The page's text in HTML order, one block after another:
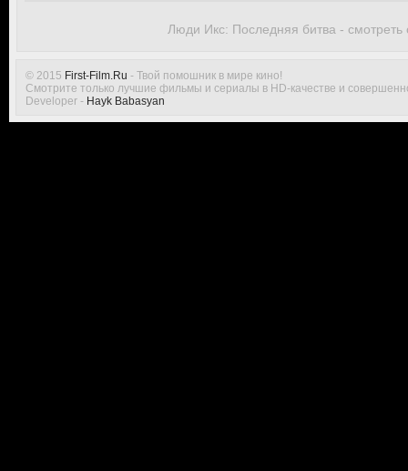
Люди Икс: Последняя битва - смотреть
© 2015 First-Film.Ru - Твой помошник в мире кино!
Смотрите только лучшие фильмы и сериалы в HD-качестве и
Developer - Hayk Babasyan